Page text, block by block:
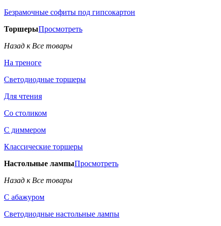
Безрамочные софиты под гипсокартон
ТоршерыПросмотреть
Назад к Все товары
На треноге
Светодиодные торшеры
Для чтения
Со столиком
С диммером
Классические торшеры
Настольные лампыПросмотреть
Назад к Все товары
С абажуром
Светодиодные настольные лампы